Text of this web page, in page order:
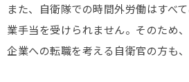
また、自衛隊での時間外労働はすべ
業手当を受けられません。そのため
企業への転職を考える自衛官の方も、